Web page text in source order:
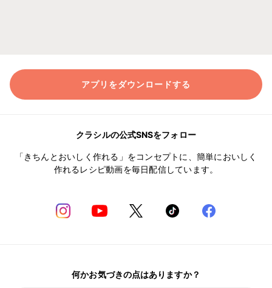
アプリをダウンロードする
クラシルの公式SNSをフォロー
「きちんとおいしく作れる」をコンセプトに、簡単においしく
作れるレシピ動画を毎日配信しています。
何かお気づきの点はありますか？